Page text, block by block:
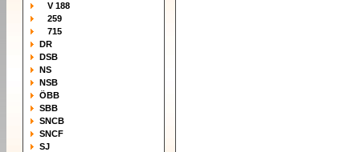
V 188
259
715
DR
DSB
NS
NSB
ÖBB
SBB
SNCB
SNCF
SJ